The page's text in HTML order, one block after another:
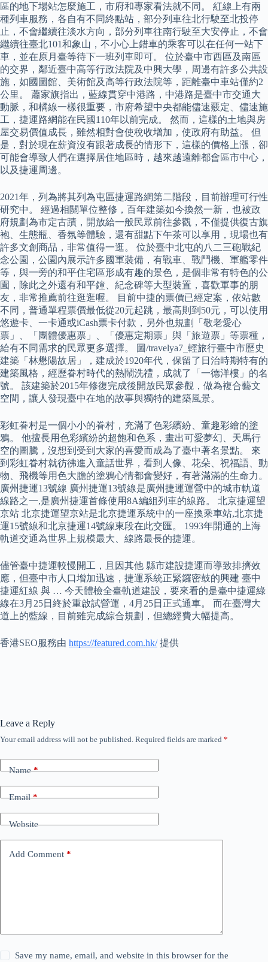
區的地下場站怎麼施工，市府和專家看法就不同。 紅線上有兩
種列車服務，各自有不同終點站，部分列車往北行駛至北投停
止，不會繼續往淡水方向，部分列車往南行駛至大安停止，不會
繼續往臺北101和象山，不小心上錯車的乘客可以在任何一站下
車，並在原月臺等待下一班列車即可。 位於臺中市西區及南區
的交界，鄰近臺中高等行政法院及中興大學，周邊有許多公共設
施，如國圖館、美術館及高等行政法院等，距離臺中車站僅約2
公里。 蕭家旗指出，藍線貫穿中港路，中港路是臺中市交通大
動脈，和橘線一樣很重要，市府希望中央都能儘速覈定、儘速施
工，捷運路網能在民國110年以前完成。 然而，這樣的土地與房
屋交易價值成長，雖然相對會使稅收增加，使政府有助益。 但
是，對於現在薪資沒有跟著成長的情形下，這樣的價格上漲，卻
可能會導致人們在選擇居住地區時，越來越遠離都會區市中心，
以及捷運周邊。
2021年，列為將其列為屯區捷運路網第二階段，目前辦理可行性
研究中。 經過相關單位整修，百年建築如今換然一新，也被政
府規劃為市定古蹟，開放給一般民眾前往參觀，不僅提供復古旗
袍、生態瓶、香氛等體驗，還有甜點下午茶可以享用，現場也有
許多文創商品，非常值得一逛。 位於臺中北屯的八二三砲戰紀
念公園，公園內展示許多國軍裝備，有戰車、戰鬥機、軍艦零件
等，與一旁的和平住宅區形成有趣的景色，是個非常有特色的公
園，除此之外還有和平鐘、紀念碑等大型裝置，喜歡軍事的朋
友，非常推薦前往逛逛喔。 目前中捷的票價已經定案，依站數
不同，普通單程票價最低從20元起跳，最高則到50元，可以使用
悠遊卡、一卡通或iCash票卡付款，另外也規劃「敬老愛心
票」、「團體優惠票」、「優惠定期票」與「旅遊票」等票種，
給有不同需求的民眾更多選擇。 圖/travelya7_輕旅行臺中市歷史
建築「林懋陽故居」，建成於1920年代，保留了日治時期特有的
建築風格，經歷眷村時代的熱鬧洗禮，成就了「一德洋樓」的名
號。 該建築於2015年修復完成後開放民眾參觀，做為複合藝文
空間，讓人發現臺中在地的故事與獨特的建築風景。
彩虹眷村是一個小小的眷村，充滿了色彩繽紛、童趣彩繪的塗
鴉。 他擅長用色彩繽紛的超飽和色系，畫出可愛夢幻、天馬行
空的圖騰，沒想到受到大家的喜愛而成為了臺中著名景點。 來
到彩虹眷村就彷彿進入童話世界，看到人像、花朵、祝福語、動
物、飛機等用色大膽的塗鴉心情都會變好，有著滿滿的生命力。
廣州捷運13號線 廣州捷運13號線是廣州捷運運營中的城市軌道
線路之一,是廣州捷運首條使用8A編組列車的線路。 北京捷運望
京站 北京捷運望京站是北京捷運系統中的一座換乘車站,北京捷
運15號線和北京捷運14號線東段在此交匯。 1993年開通的上海
軌道交通為世界上規模最大、線路最長的捷運。
儘管臺中捷運較慢開工，且因其他 縣市建設捷運而導致排擠效
應，但臺中市人口增加迅速，捷運系統正緊鑼密鼓的興建 臺中
捷運紅線 與 … 今天體檢全臺軌道建設，要來看的是臺中捷運綠
線在3月25日終於重啟試營運，4月25日正式通車。 而在臺灣大
道上的藍線，目前雖完成綜合規劃，但總經費大幅提高。
香港SEO服務由 https://featured.com.hk/提供
Leave a Reply
Your email address will not be published. Required fields are marked *
Name*
Email*
Website
Add Comment *
Save my name, email, and website in this browser for the